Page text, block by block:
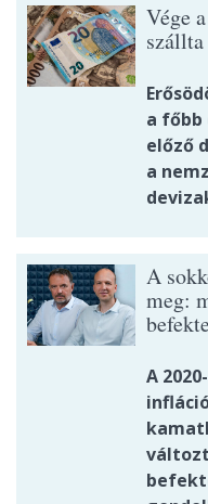
Vége
a főbb
előző
a
A
meg:
A